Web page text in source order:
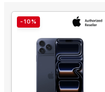
-10%